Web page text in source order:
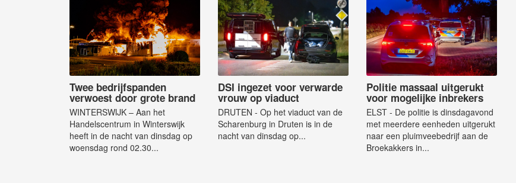
Twee bedrijfspanden
verwoest door grote brand
WINTERSWIJK – Aan het
Handelscentrum in Winterswijk
heeft in de nacht van dinsdag op
woensdag rond 02.30...
DSI ingezet voor verwarde
vrouw op viaduct
DRUTEN - Op het viaduct van de
Scharenburg in Druten is in de
nacht van dinsdag op...
Politie massaal uitgerukt
voor mogelijke inbrekers
ELST - De politie is dinsdagavond
met meerdere eenheden uitgerukt
naar een pluimveebedrijf aan de
Broekakkers in...